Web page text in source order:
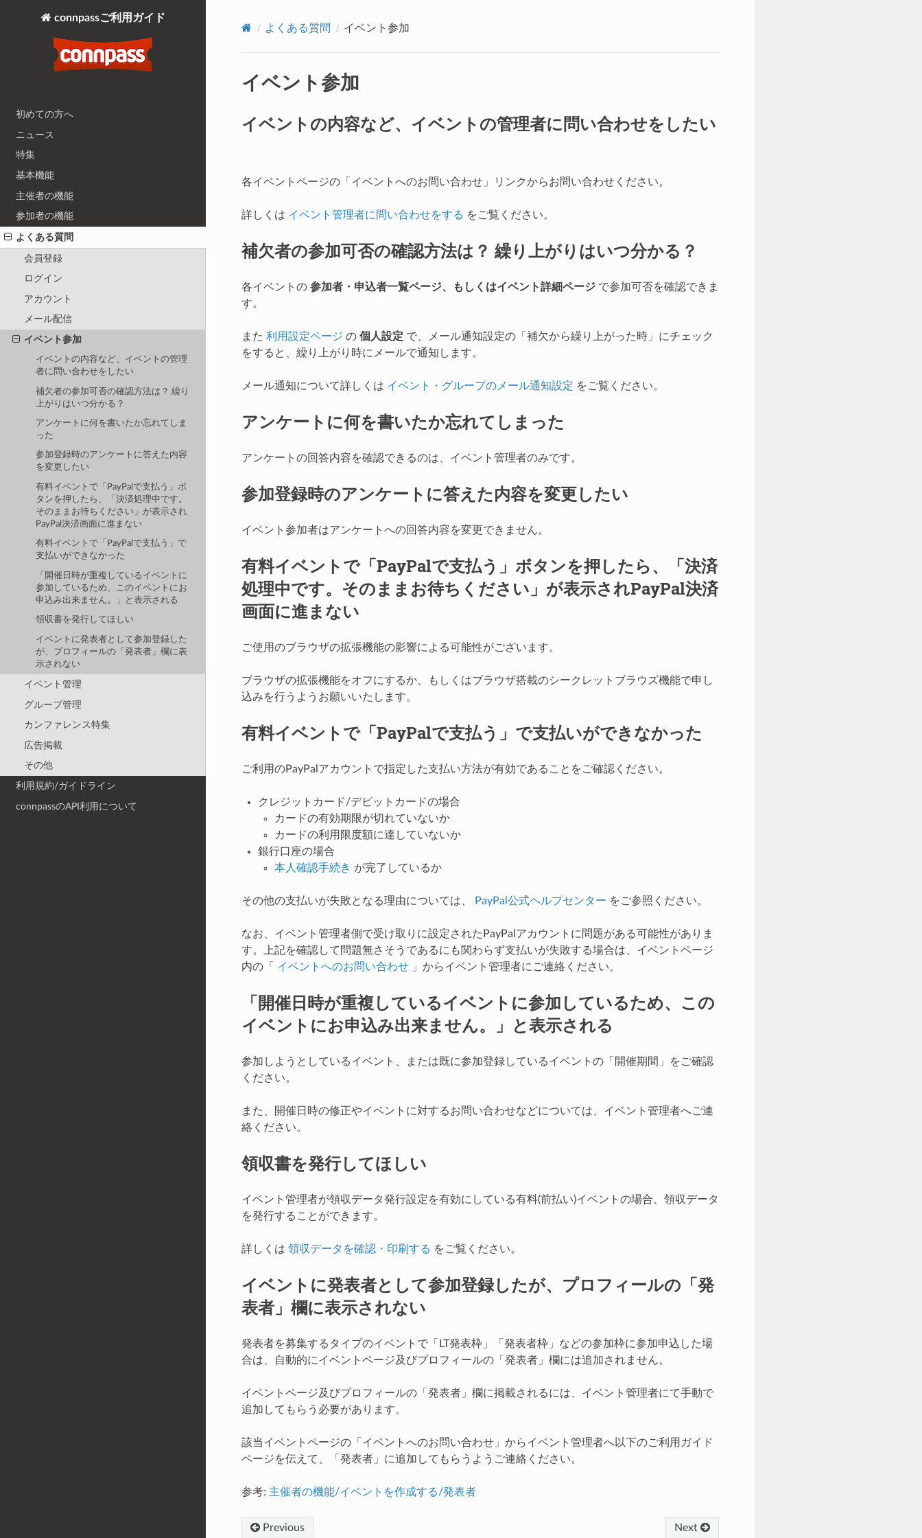
connpassご利用ガイド
初めての方へ
ニュース
特集
基本機能
主催者の機能
参加者の機能
よくある質問
会員登録
ログイン
アカウント
メール配信
イベント参加
イベントの内容など、イベントの管理
者に問い合わせをしたい
補欠者の参加可否の確認方法は？ 繰り
上がりはいつ分かる？
アンケートに何を書いたか忘れてしま
った
参加登録時のアンケートに答えた内容
を変更したい
有料イベントで「PayPalで支払う」ボ
タンを押したら、「決済処理中です。
そのままお待ちください」が表示され
PayPal決済画面に進まない
有料イベントで「PayPalで支払う」で
支払いができなかった
「開催日時が重複しているイベントに
参加しているため、このイベントにお
申込み出来ません。」と表示される
領収書を発行してほしい
イベントに発表者として参加登録した
が、プロフィールの「発表者」欄に表
示されない
イベント管理
グループ管理
カンファレンス特集
広告掲載
その他
利用規約/ガイドライン
connpassのAPI利用について
よくある質問 イベント参加
イベント参加
イベントの内容など、イベントの管理者に問い合わせをしたい
各イベントページの「イベントへのお問い合わせ」リンクからお問い合わせください。
詳しくは イベント管理者に問い合わせをする をご覧ください。
補欠者の参加可否の確認方法は？ 繰り上がりはいつ分かる？
各イベントの 参加者・申込者一覧ページ、もしくはイベント詳細ページで参加可否を確認できま
す。
また 利用設定ページ の 個人設定 で、メール通知設定の「補欠から繰り上がった時」にチェック
をすると、繰り上がり時にメールで通知します。
メール通知について詳しくは イベント・グループのメール通知設定 をご覧ください。
アンケートに何を書いたか忘れてしまった
アンケートの回答内容を確認できるのは、イベント管理者のみです。
参加登録時のアンケートに答えた内容を変更したい
イベント参加者はアンケートへの回答内容を変更できません。
有料イベントで「PayPalで支払う」ボタンを押したら、「決済
処理中です。そのままお待ちください」が表示されPayPal決済
画面に進まない
ご使用のブラウザの拡張機能の影響による可能性がございます。
ブラウザの拡張機能をオフにするか、もしくはブラウザ搭載のシークレットブラウズ機能で申し
込みを行うようお願いいたします。
有料イベントで「PayPalで支払う」で支払いができなかった
ご利用のPayPalアカウントで指定した支払い方法が有効であることをご確認ください。
クレジットカード/デビットカードの場合
カードの有効期限が切れていないか
カードの利用限度額に達していないか
銀行口座の場合
本人確認手続き が完了しているか
その他の支払いが失敗となる理由については、 PayPal公式ヘルプセンター をご参照ください。
なお、イベント管理者側で受け取りに設定されたPayPalアカウントに問題がある可能性がありま
す。上記を確認して問題無さそうであるにも関わらず支払いが失敗する場合は、イベントページ
内の「 イベントへのお問い合わせ」からイベント管理者にご連絡ください。
「開催日時が重複しているイベントに参加しているため、この
イベントにお申込み出来ません。」と表示される
参加しようとしているイベント、または既に参加登録しているイベントの「開催期間」をご確認
ください。
また、開催日時の修正やイベントに対するお問い合わせなどについては、イベント管理者へご連
絡ください。
領収書を発行してほしい
イベント管理者が領収データ発行設定を有効にしている有料(前払い)イベントの場合、領収データ
を発行することができます。
詳しくは 領収データを確認・印刷する をご覧ください。
イベントに発表者として参加登録したが、プロフィールの「発
表者」欄に表示されない
発表者を募集するタイプのイベントで「LT発表枠」「発表者枠」などの参加枠に参加申込した場
合は、自動的にイベントページ及びプロフィールの「発表者」欄には追加されません。
イベントページ及びプロフィールの「発表者」欄に掲載されるには、イベント管理者にて手動で
追加してもらう必要があります。
該当イベントページの「イベントへのお問い合わせ」からイベント管理者へ以下のご利用ガイド
ページを伝えて、「発表者」に追加してもらうようご連絡ください。
参考: 主催者の機能/イベントを作成する/発表者
Previous Next